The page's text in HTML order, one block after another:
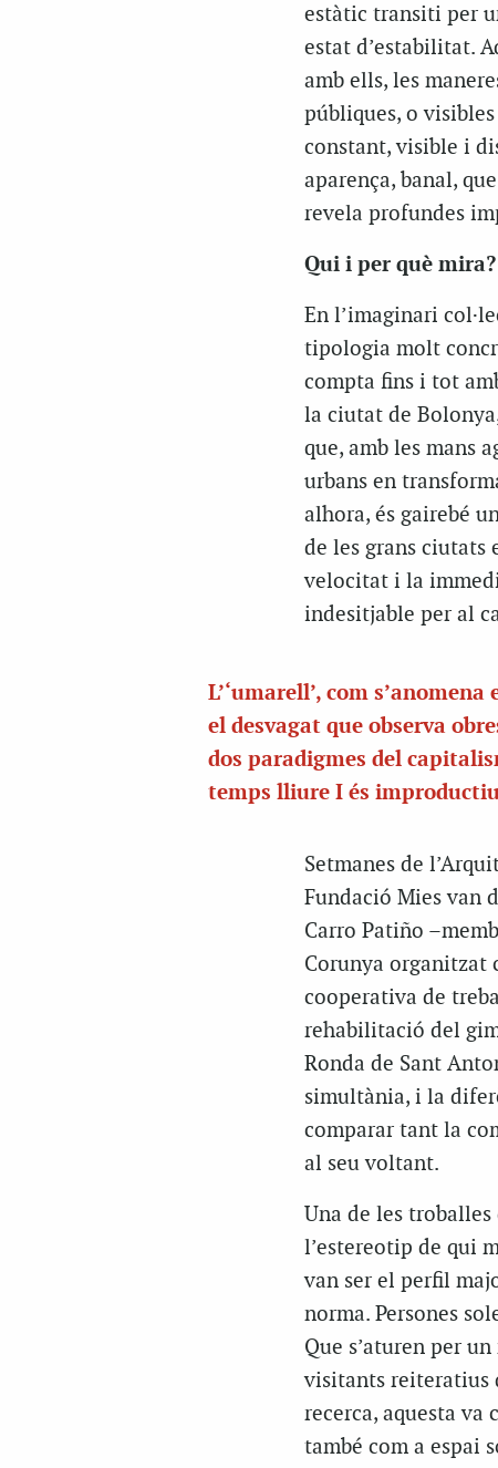
estàtic transiti per
estat d’estabilitat.
amb ells, les
públiques, o
constant, visible i
aparença, banal,
revela profundes
Qui i per què mira?
En l’imaginari
tipologia molt
compta fins i tot
la ciutat de
que, amb les mans
urbans en
alhora, és gairebé
de les grans
velocitat i la
indesitjable per al
L’‘umarell’, com
el desvagat que observa
dos paradigmes del
temps lliure I és
Setmanes de
Fundació Mies van
Carro Patiño
Corunya organitzat
cooperativa de
rehabilitació del
Ronda de Sant
simultània, i la
comparar tant la
al seu voltant.
Una de les
l’estereotip de qui
van ser el perfil
norma. Persones
Que s’aturen per
visitants reiteratius
recerca, aquesta va
també com a espai